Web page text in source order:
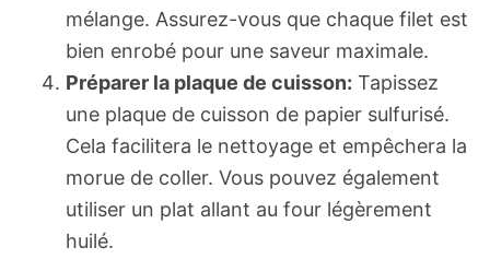
mélange. Assurez-vous que chaque filet est
bien enrobé pour une saveur maximale.
Préparer la plaque de cuisson: Tapissez
une plaque de cuisson de papier sulfurisé.
Cela facilitera le nettoyage et empêchera la
morue de coller. Vous pouvez également
utiliser un plat allant au four légèrement
huilé.